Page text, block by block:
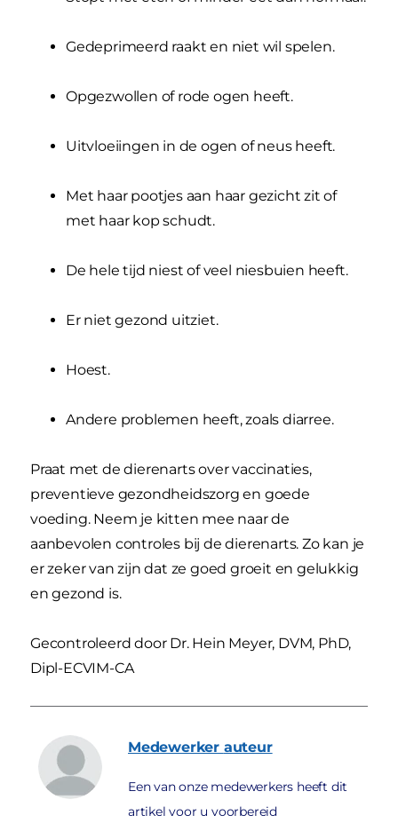
Gedeprimeerd raakt en niet wil spelen.
Opgezwollen of rode ogen heeft.
Uitvloeiingen in de ogen of neus heeft.
Met haar pootjes aan haar gezicht zit of
met haar kop schudt.
De hele tijd niest of veel niesbuien heeft.
Er niet gezond uitziet.
Hoest.
Andere problemen heeft, zoals diarree.
Praat met de dierenarts over vaccinaties,
preventieve gezondheidszorg en goede
voeding. Neem je kitten mee naar de
aanbevolen controles bij de dierenarts. Zo kan je
er zeker van zijn dat ze goed groeit en gelukkig
en gezond is.
Gecontroleerd door Dr. Hein Meyer, DVM, PhD,
Dipl-ECVIM-CA
Medewerker auteur
Een van onze medewerkers heeft dit
artikel voor u voorbereid